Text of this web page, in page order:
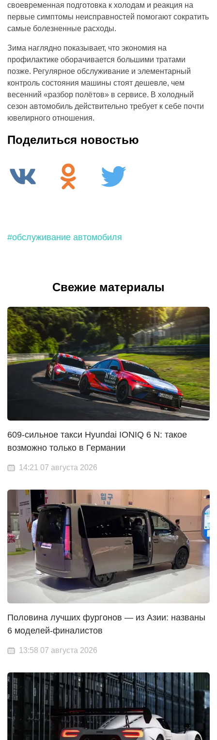
своевременная подготовка к холодам и реакция на
первые симптомы неисправностей помогают сократить
самые болезненные расходы.
Зима наглядно показывает, что экономия на
профилактике оборачивается большими тратами
позже. Регулярное обслуживание и элементарный
контроль состояния машины стоят дешевле, чем
весенний «разбор полётов» в сервисе. В холодный
сезон автомобиль действительно требует к себе почти
ювелирного отношения.
Поделиться новостью
#обслуживание автомобиля
Свежие материалы
609-сильное такси Hyundai IONIQ 6 N: такое
возможно только в Германии
14:21 07 августа 2026
Половина лучших фургонов — из Азии: названы
6 моделей-финалистов
13:58 07 августа 2026